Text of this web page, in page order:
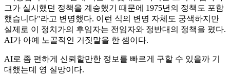
그가 실시했던 정책을 계승했기 때문에 1975년의 정책도 포함
했습니다"라고 변명했다. 이런 식의 변명 자체도 궁색하지만
실제로 이 정치가의 후임자는 전임자와 정반대의 정책을 폈다.
AI가 아예 노골적인 거짓말을 한 셈이다.
AI로 좀 편하게 신뢰할만한 정보를 빠르게 구할 수 있을까 기
대했는데 영 실망이다.